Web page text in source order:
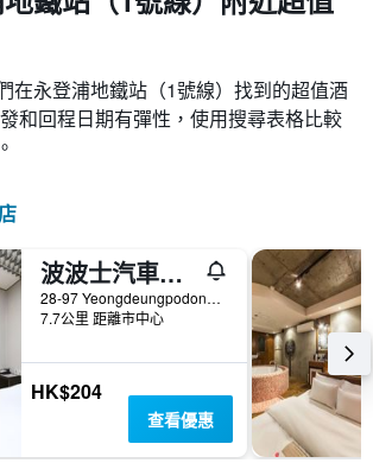
在永登浦地鐵站（1號線）找到的超值酒
和回程日期有彈性，使用搜尋表格比較
波波士汽車旅館
28-97 Yeongdeungpodong 2(i)-ga, 首爾, 韓國
7.7公里 距離市中心
HK$204
查看優惠